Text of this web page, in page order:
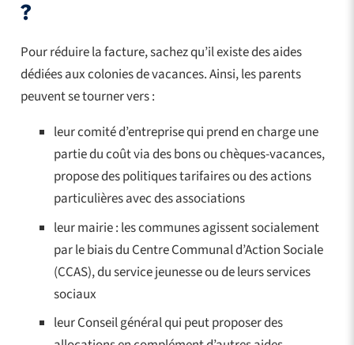
?
Pour réduire la facture, sachez qu’il existe des aides
dédiées aux colonies de vacances. Ainsi, les parents
peuvent se tourner vers :
leur comité d’entreprise qui prend en charge une
partie du coût via des bons ou chèques-vacances,
propose des politiques tarifaires ou des actions
particulières avec des associations
leur mairie : les communes agissent socialement
par le biais du Centre Communal d’Action Sociale
(CCAS), du service jeunesse ou de leurs services
sociaux
leur Conseil général qui peut proposer des